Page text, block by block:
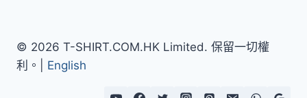
© 2026 T-SHIRT.COM.HK Limited. 保留一切權
利。| English